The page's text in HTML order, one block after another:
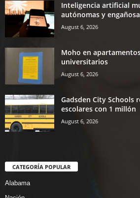
Inteligencia artificial
autónomas y
August 6, 2026
Moho en
universitarios
August 6, 2026
Gadsden City Schools
escolares con 1 millón
August 6, 2026
CATEGORÍA POPULAR
Alabama